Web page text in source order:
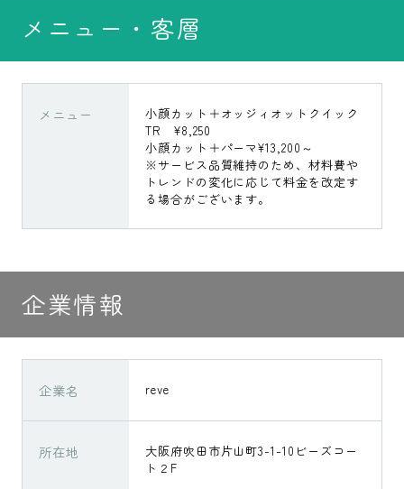
メニュー・客層
メニュー
小顔カット＋オッジィオットクイック
TR ¥8,250
小顔カット＋パーマ¥13,200～
※サービス品質維持のため、材料費や
トレンドの変化に応じて料金を改定す
る場合がございます。
企業情報
企業名 reve
所在地
大阪府吹田市片山町3-1-10ビーズコー
ト２F